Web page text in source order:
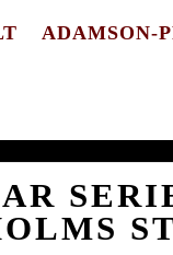
ADAMSON-